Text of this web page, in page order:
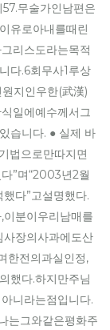
무술가인남편은
유로아내를때린
리스도라는목적
다.6회무사1루상
지인우한(武漢)
일에예수께서그
습니다. ● 실제 바
법으로만따지면
”며“2003년2월
다”고설명했다.
이분이우리남매를
사장의사과에도산
한전의과실인정,
했다.하지만주님
니라는점입니다.
는그와같은평화주